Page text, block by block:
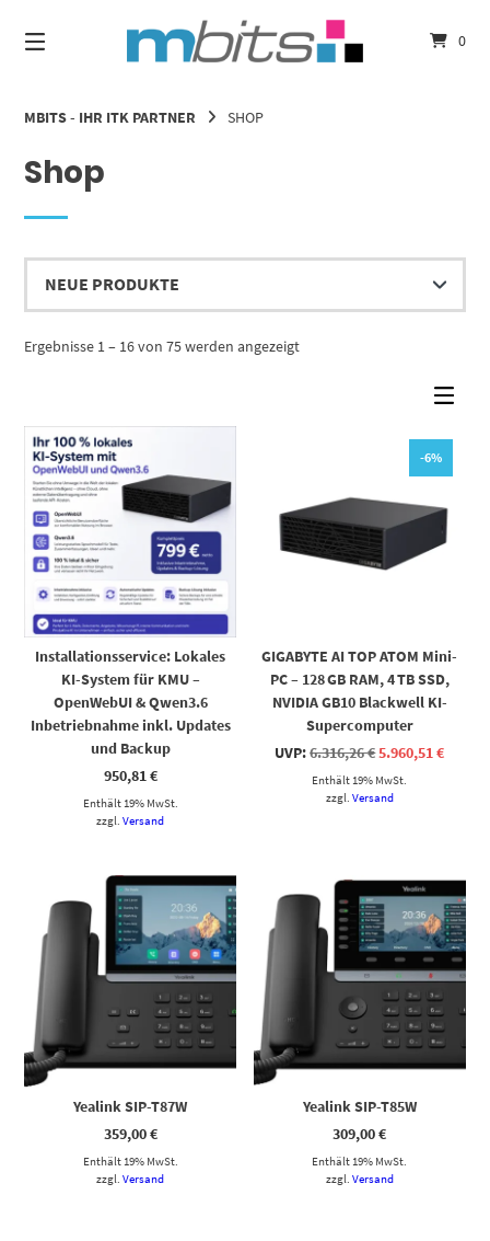
zum
Inhalt
0
MBITS - IHR ITK PARTNER SHOP
Shop
Ergebnisse 1 – 16 von 75 werden angezeigtNach
Installationsservice: Lokales
KI-System für KMU –
OpenWebUI & Qwen3.6
Inbetriebnahme inkl. Updates
und Backup
950,81€
Enthält 19% MwSt.
zzgl.Versand
-6%
GIGABYTE AI TOP ATOM Mini-
PC – 128 GB RAM, 4 TB SSD,
NVIDIA GB10 Blackwell KI-
Supercomputer
UVP:6.316,26€Ursprünglicher
war:
6.316,26 €
5.960,51€
Enthält 19% MwSt.
zzgl. Versand
Yealink SIP-T87W
359,00€
Enthält 19% MwSt.
zzgl.Versand
Yealink SIP-T85W
309,00€
Enthält 19% MwSt.
zzgl. Versand